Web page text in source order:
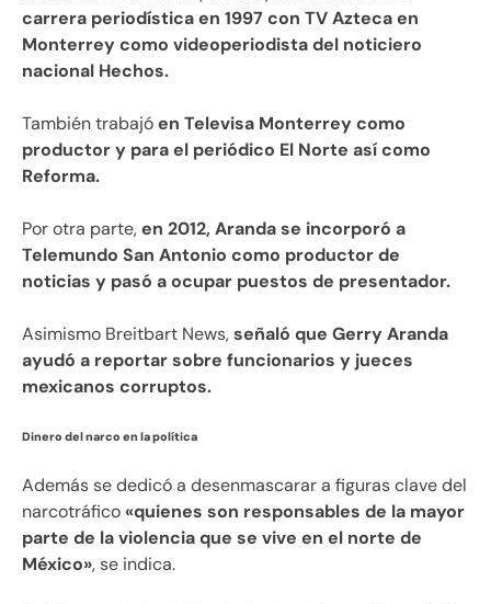
carrera periodística en 1997 con TV Azteca en
Monterrey como videoperiodista del noticiero
nacional Hechos.
También trabajóen Televisa Monterrey como
productor y para el periódico El Norte así como
Reforma.
Por otra parte,en 2012, Aranda se incorporó a
Telemundo San Antonio como productor de
noticias y pasó a ocupar puestos de presentador.
Asimismo Breitbart News,señaló que Gerry Aranda
ayudó a reportar sobre funcionarios y jueces
mexicanos corruptos.
Dinero del narco en la política
Además se dedicó a desenmascarar a figuras clave del
narcotráfico«quienes son responsables de la mayor
parte de la violencia que se vive en el norte de
México», se indica.